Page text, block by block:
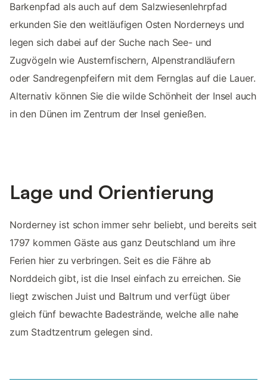
Barkenpfad als auch auf dem Salzwiesenlehrpfad
erkunden Sie den weitläufigen Osten Norderneys und
legen sich dabei auf der Suche nach See- und
Zugvögeln wie Austernfischern, Alpenstrandläufern
oder Sandregenpfeifern mit dem Fernglas auf die Lauer.
Alternativ können Sie die wilde Schönheit der Insel auch
in den Dünen im Zentrum der Insel genießen.
Lage und Orientierung
Norderney ist schon immer sehr beliebt, und bereits seit
1797 kommen Gäste aus ganz Deutschland um ihre
Ferien hier zu verbringen. Seit es die Fähre ab
Norddeich gibt, ist die Insel einfach zu erreichen. Sie
liegt zwischen Juist und Baltrum und verfügt über
gleich fünf bewachte Badestrände, welche alle nahe
zum Stadtzentrum gelegen sind.